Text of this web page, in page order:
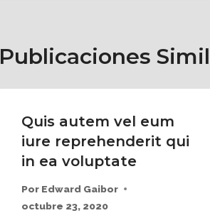
Publicaciones
Quis autem vel eum
iure reprehenderit qui
in ea voluptate
Por Edward Gaibor
octubre 23, 2020